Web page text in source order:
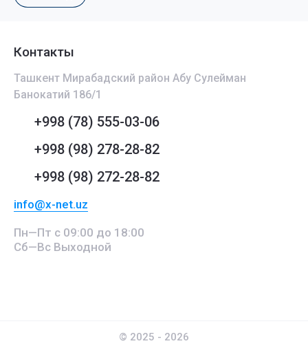
Контакты
Ташкент Мирабадский район Абу Сулейман
Банокатий 186/1
+998 (78) 555-03-06
+998 (98) 278-28-82
+998 (98) 272-28-82
info@x-net.uz
Пн—Пт с 09:00 до 18:00
Сб—Вс Выходной
© 2025 - 2026